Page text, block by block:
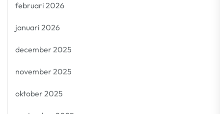
februari 2026
januari 2026
december 2025
november 2025
oktober 2025